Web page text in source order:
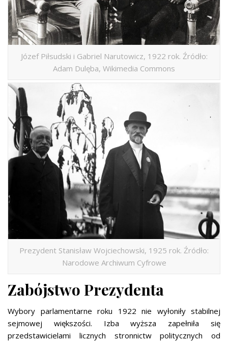
Józef Piłsudski i Gabriel Narutowicz, 1922 rok. Źródło:
Adam Dulęba, Wikimedia Commons
Prezydent Stanisław Wojciechowski, 1925 rok. Źródło:
Narodowe Archiwum Cyfrowe
Zabójstwo Prezydenta
Wybory parlamentarne roku 1922 nie wyłoniły stabilnej
sejmowej większości. Izba wyższa zapełniła się
przedstawicielami licznych stronnictw politycznych od